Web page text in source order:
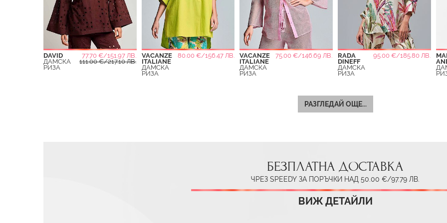
DAVID
77.70 €/151.97 ЛВ.
ДАМСКА
РИЗА
111.00 €/217.10 ЛВ.
VACANZE
ITALIANE
80.00 €/156.47 ЛВ.
ДАМСКА
РИЗА
VACANZE
ITALIANE
75.00 €/146.69 ЛВ.
ДАМСКА
РИЗА
RADA
DINEFF
95.00 €/185.80 ЛВ.
ДАМСКА
РИЗА
РАЗГЛЕДАЙ ОЩЕ...
БЕЗПЛАТНА ДОСТАВКА
ЧРЕЗ SPEEDY ЗА ПОРЪЧКИ НАД 50.00 €/97.79 ЛВ.
ВИЖ ДЕТАЙЛИ